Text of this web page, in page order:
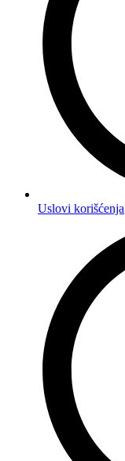
Uslovi korišćenja